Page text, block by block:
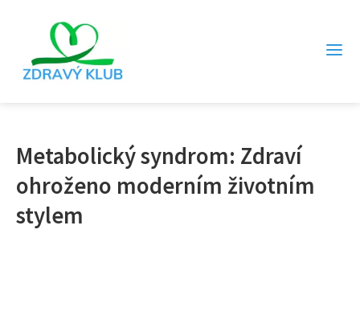
Metabolický syndrom: Zdraví
ohroženo moderním životním
stylem